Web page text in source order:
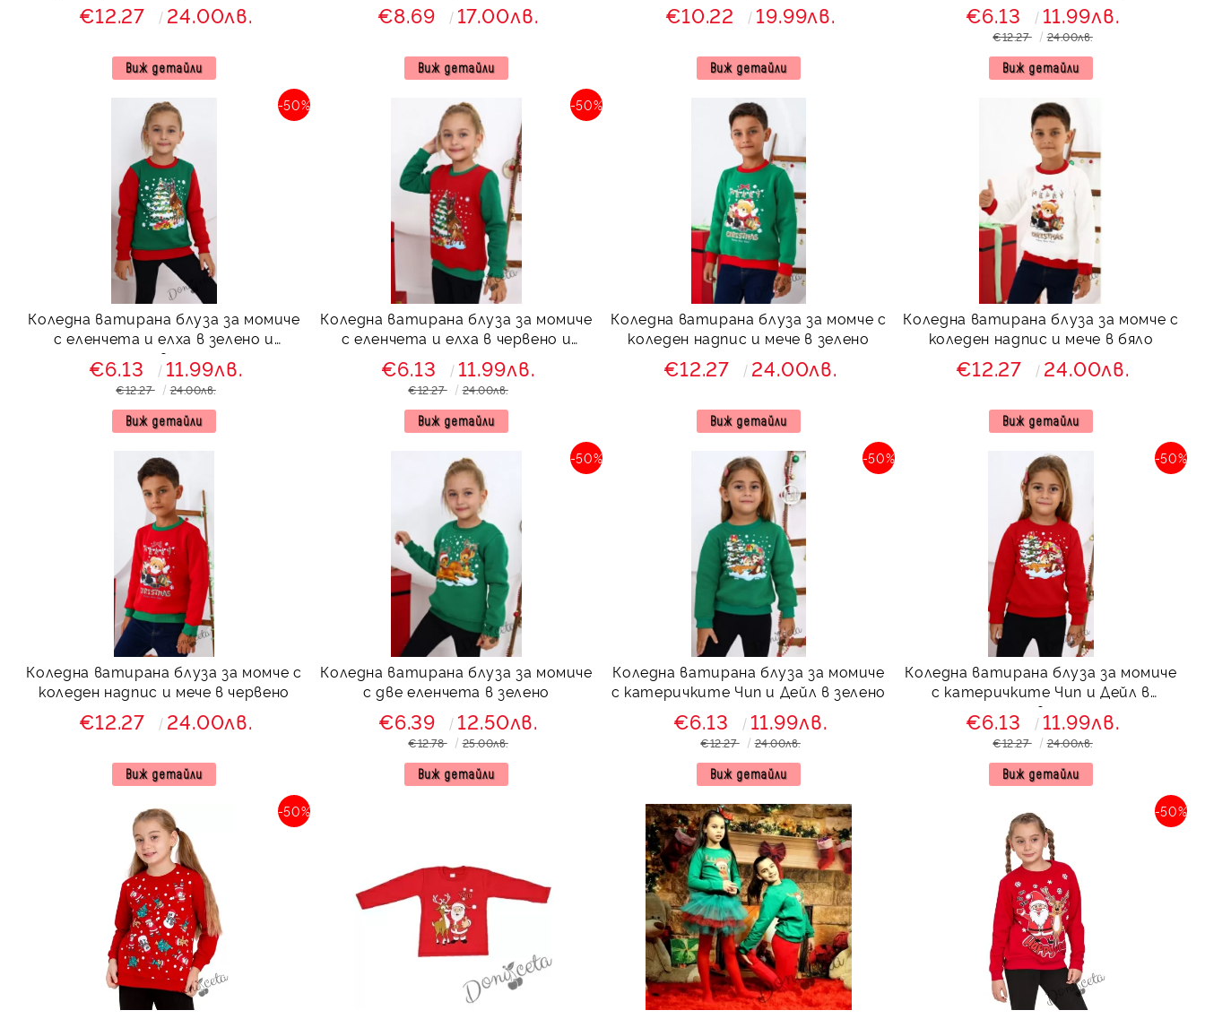
€12.27 24.00лв.
Виж детайли
€8.69 17.00лв.
Виж детайли
€10.22 19.99лв.
Виж детайли
€6.13 11.99лв.
€12.27 24.00лв.
Виж детайли
Коледна ватирана блуза за момиче
с еленчета и елха в зелено и
червено
-50%
€6.13 11.99лв.
€12.27 24.00лв.
Виж детайли
Коледна ватирана блуза за момиче
с еленчета и елха в червено и
зелено
-50%
€6.13 11.99лв.
€12.27 24.00лв.
Виж детайли
Коледна ватирана блуза за момче с
коледен надпис и мече в зелено
€12.27 24.00лв.
Виж детайли
Коледна ватирана блуза за момче с
коледен надпис и мече в бяло
€12.27 24.00лв.
Виж детайли
Коледна ватирана блуза за момче с
коледен надпис и мече в червено
€12.27 24.00лв.
Виж детайли
Коледна ватирана блуза за момиче
с две еленчета в зелено
-50%
€6.39 12.50лв.
€12.78 25.00лв.
Виж детайли
Коледна ватирана блуза за момиче
с катеричките Чип и Дейл в зелено
-50%
€6.13 11.99лв.
€12.27 24.00лв.
Виж детайли
Коледна ватирана блуза за момиче
с катеричките Чип и Дейл в
червено
-50%
€6.13 11.99лв.
€12.27 24.00лв.
Виж детайли
-50% -50%